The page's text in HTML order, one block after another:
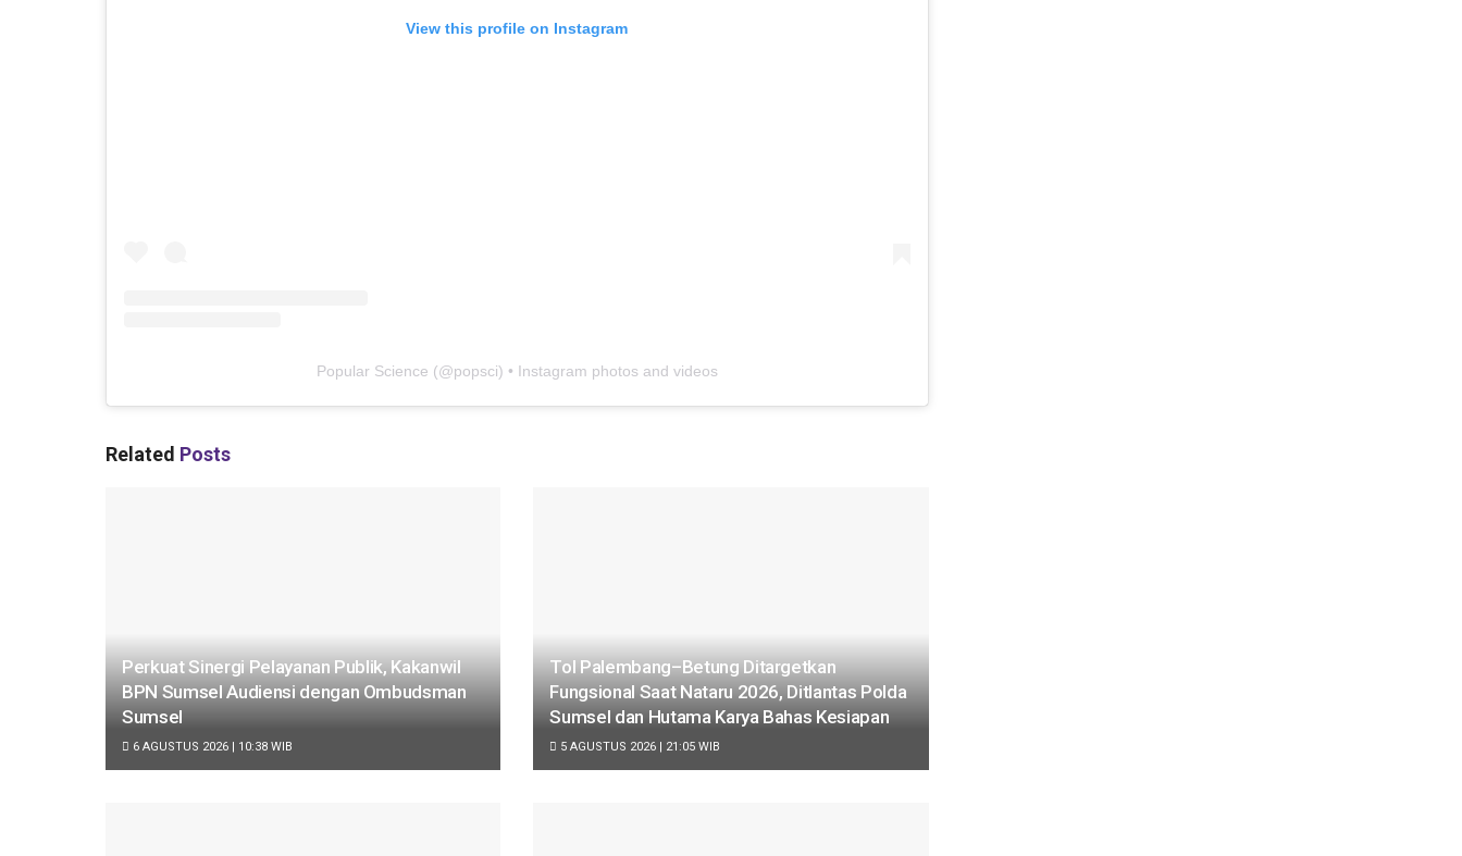
View this profile on Instagram
Popular Science (@popsci) • Instagram photos and videos
Related Posts
Perkuat Sinergi Pelayanan Publik, Kakanwil
BPN Sumsel Audiensi dengan Ombudsman
Sumsel
6 AGUSTUS 2026 | 10:38 WIB
Tol Palembang–Betung Ditargetkan
Fungsional Saat Nataru 2026, Ditlantas Polda
Sumsel dan Hutama Karya Bahas Kesiapan
5 AGUSTUS 2026 | 21:05 WIB